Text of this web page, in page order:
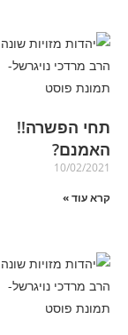
תחי הפשרה!!
האמנם?
10/02/2021
קרא עוד »